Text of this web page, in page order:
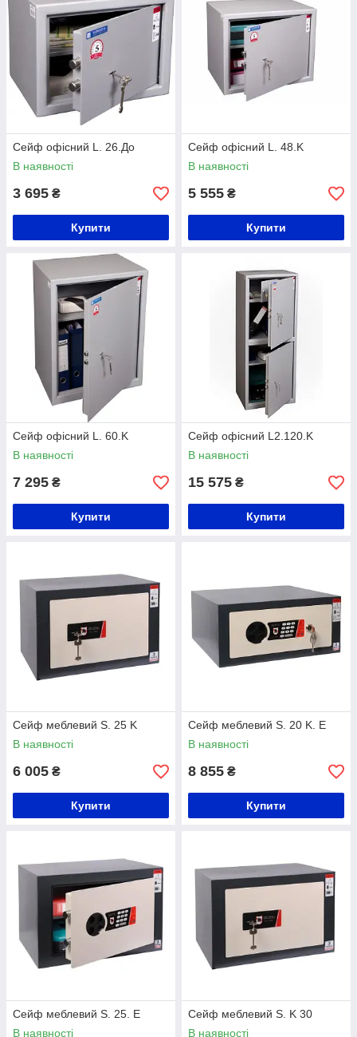
Сейф офісний L. 26.До
В наявності
3 695 ₴
Купити
Сейф офісний L. 48.K
В наявності
5 555 ₴
Купити
Сейф офісний L. 60.K
В наявності
7 295 ₴
Купити
Сейф офісний L2.120.K
В наявності
15 575 ₴
Купити
Сейф меблевий S. 25 K
В наявності
6 005 ₴
Купити
Сейф меблевий S. 20 K. Е
В наявності
8 855 ₴
Купити
Сейф меблевий S. 25. Е
В наявності
Сейф меблевий S. K 30
В наявності